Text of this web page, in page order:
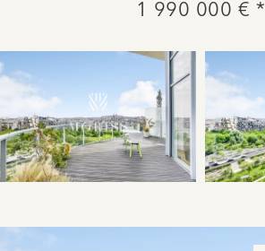
1 990 000 € *